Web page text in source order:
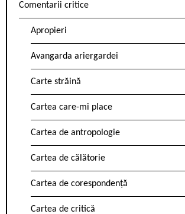
Comentarii critice
Apropieri
Avangarda ariergardei
Carte străină
Cartea care-mi place
Cartea de antropologie
Cartea de călătorie
Cartea de corespondență
Cartea de critică